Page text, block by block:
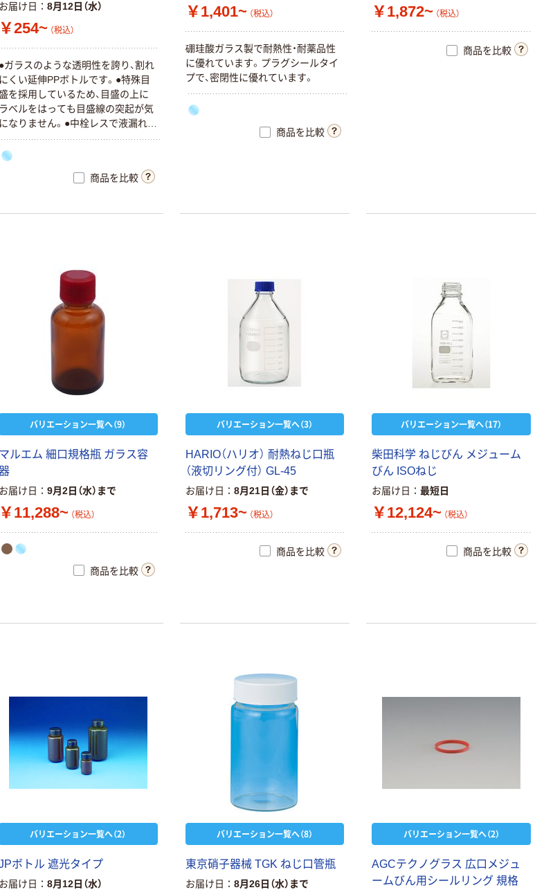
お届け日 8月12日（水）
￥254~ （税込）
●ガラスのような透明性を誇り、割れ
にくい延伸PPボトルです。●特殊目
を採用しているため、目盛の上に
ラベルをはっても目盛線の突起が気
になりません。●中栓レスで液漏れを
シャットアウトします。
商品を比較
￥1,401~ （税込）
硼珪酸ガラス製で耐熱性・耐薬品性
に優れています。プラグシールタイ
プで、密閉性に優れています。
商品を比較
￥1,872~ （税込）
商品を比較
バリエーション一覧へ（9）
マルエム 細口規格瓶 ガラス容
お届け日 9月2日（水）まで
￥11,288~ （税込）
商品を比較
バリエーション一覧へ（3）
HARIO（ハリオ） 耐熱ねじ口瓶
（液切リング付） GL-45
お届け日 8月21日（金）まで
￥1,713~ （税込）
商品を比較
バリエーション一覧へ（17）
柴田科学 ねじびん メジューム
びん ISOねじ
お届け日 最短日
￥12,124~ （税込）
商品を比較
バリエーション一覧へ（2）
ボトル 遮光タイプ
お届け日 8月12日（水）
バリエーション一覧へ（8）
東京硝子器械 TGK ねじ口管瓶
お届け日 8月26日（水）まで
バリエーション一覧へ（2）
AGCテクノグラス 広口メジュ
ームびん用シールリング 規格